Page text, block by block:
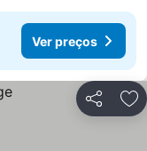
Ver preços
Partilhar